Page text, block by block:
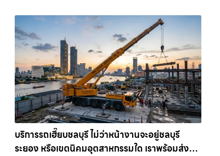
บริการรถเฮี๊ยบชลบุรี ไม่ว่าหน้างานจะอยู่ชลบุรี
ระยอง หรือเขตนิคมอุตสาหกรรมใด เราพร้อมส่งรถ